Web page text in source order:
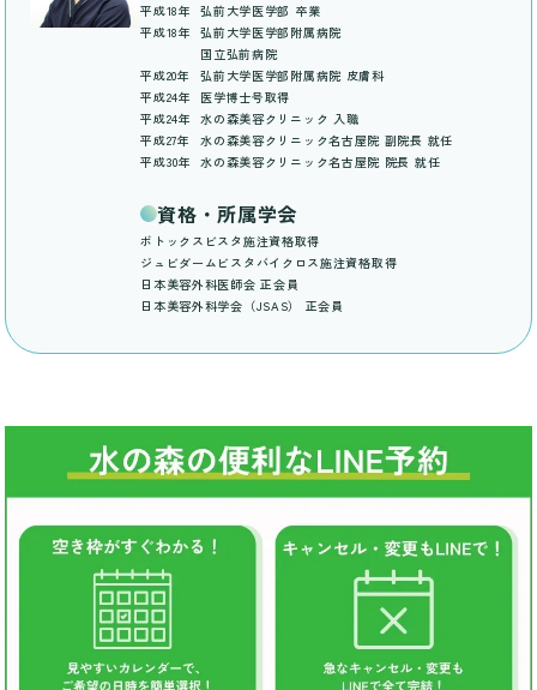
平成18年
弘前大学医学部 卒業
平成18年
弘前大学医学部附属病院
国立弘前病院
平成20年
弘前大学医学部附属病院 皮膚科
平成24年
医学博士号取得
平成24年
水の森美容クリニック 入職
平成27年
水の森美容クリニック名古屋院 副院長 就任
平成30年
水の森美容クリニック名古屋院 院長 就任
資格・所属学会
ボトックスビスタ施注資格取得
ジュビダームビスタバイクロス施注資格取得
日本美容外科医師会 正会員
日本美容外科学会（JSAS） 正会員